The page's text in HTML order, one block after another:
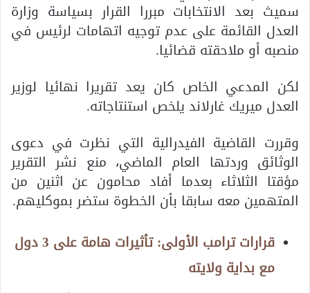
سميث بعد الانتخابات مبررا القرار بسياسة وزارة
العدل القائمة على عدم توجيه اتهامات لرئيس في
منصبه أو ملاحقته قضائيا.
لكن المدعي الخاص كان يعد تقريرا نهائيا لوزير
العدل ميريك غارلاند يلخص استنتاجاته.
وقررت القاضية الفيدرالية التي نظرت في دعوى
الوثائق وردتها العام الماضي، منع نشر التقرير
مؤقتا الثلاثاء بعدما أفاد محامون عن اثنين من
المتهمين معه سابقا بأن الخطوة ستضر بموكليهم.
قرارات ترامب الأولى: تأثيرات هامة على 3 دول
مع بداية ولايته